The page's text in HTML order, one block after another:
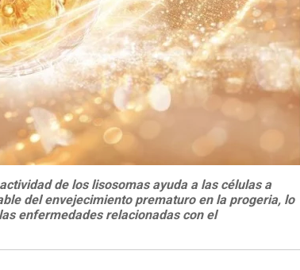
de los lisosomas ayuda a las células a
del envejecimiento prematuro en la progeria, lo
enfermedades relacionadas con el